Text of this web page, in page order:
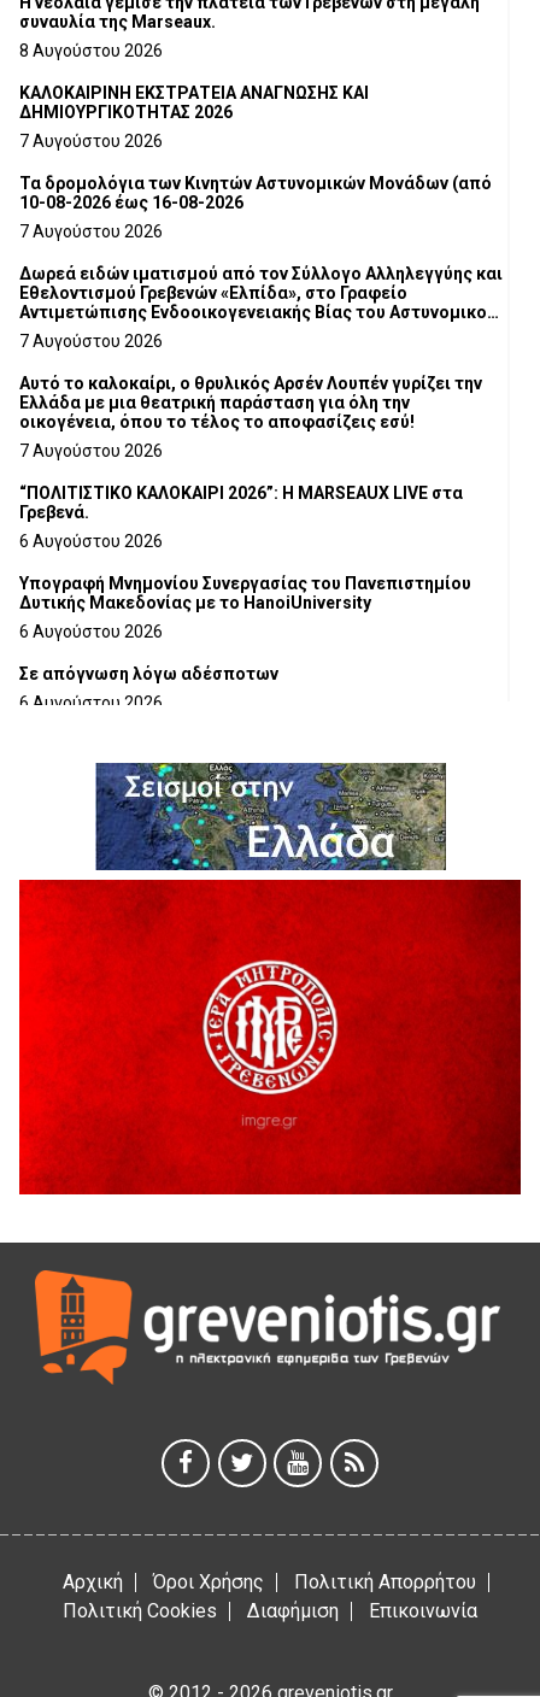
συναυλία της Marseaux.
8 Αυγούστου 2026
ΚΑΛΟΚΑΙΡΙΝΗ ΕΚΣΤΡΑΤΕΙΑ ΑΝΑΓΝΩΣΗΣ ΚΑΙ
ΔΗΜΙΟΥΡΓΙΚΟΤΗΤΑΣ 2026
7 Αυγούστου 2026
Τα δρομολόγια των Κινητών Αστυνομικών Μονάδων (από
10-08-2026 έως 16-08-2026
7 Αυγούστου 2026
Δωρεά ειδών ιματισμού από τον Σύλλογο Αλληλεγγύης και
Εθελοντισμού Γρεβενών «Ελπίδα», στο Γραφείο
Αντιμετώπισης Ενδοοικογενειακής Βίας του Αστυνομικού
Τμήματος Γρεβενών
7 Αυγούστου 2026
Αυτό το καλοκαίρι, ο θρυλικός Αρσέν Λουπέν γυρίζει την
Ελλάδα με μια θεατρική παράσταση για όλη την
οικογένεια, όπου το τέλος το αποφασίζεις εσύ!
7 Αυγούστου 2026
“ΠΟΛΙΤΙΣΤΙΚΟ ΚΑΛΟΚΑΙΡΙ 2026”: Η MARSEAUX LIVE στα
Γρεβενά.
6 Αυγούστου 2026
Υπογραφή Μνημονίου Συνεργασίας του Πανεπιστημίου
Δυτικής Μακεδονίας με το HanoiUniversity
6 Αυγούστου 2026
Σε απόγνωση λόγω αδέσποτων
6 Αυγούστου 2026
6 Αυγούστου 2026
Ολοκληρώνεται η ασφαλτόστρωση της οδού Περιβόλι –
6 Αυγούστου 2026
H παραδοχή λαθών είναι (και) δύναμη
5 Αυγούστου 2026
Ο ΑΝΔΡΕΑΣ ΑΣΛΑΝΙΔΗΣ ΣΥΝΕΧΙΖΕΙ ΣΤΟΝ ΠΡΩΤΕΑ
ΓΡΕΒΕΝΩΝ
5 Αυγούστου 2026
Ευχαριστήριο Εκπολιτιστικού Συλλόγου Ταξιάρχη προς κ.
Παρασχάκη Αθανάσιο
5 Αυγούστου 2026
Διακοπή υδροδότησης του Α΄ κλάδου ύδρευσης
5 Αυγούστου 2026
Θερινό Σινεμά στο πλαίσιο του «Πολιτιστικού
Καλοκαιριού 2026» με την βραβευμένη ταινία «Μικρές
Ανάσες».
5 Αυγούστου 2026
5 Αυγούστου 2026
Αρχική Όροι Χρήσης
Πολιτική Απορρήτου
Πολιτική Cookies
Διαφήμιση Επικοινωνία